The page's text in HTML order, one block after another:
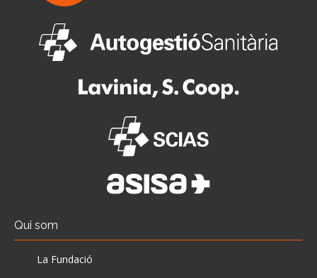
Qui som
La Fundació